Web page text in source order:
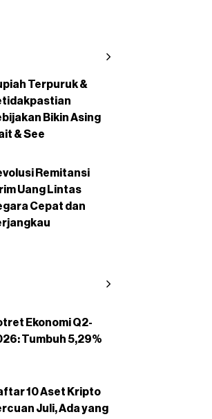
Terpuruk &
Bikin Asing
& See
Remitansi
Uang Lintas
Cepat dan
Ekonomi Q2-
Tumbuh 5,29%
10 Aset Kripto
Juli, Ada yang